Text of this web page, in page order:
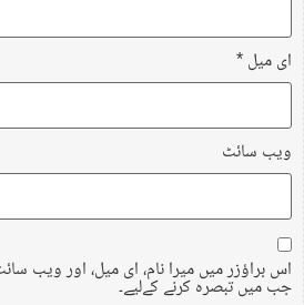
ای میل*
ویب‌ سائٹ
اس براؤزر میں میرا نام، ای میل، اور ویب
جب میں تبصرہ کرنے کےلیے۔